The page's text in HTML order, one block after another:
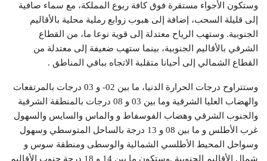
وستكون الأجواء مستقرة فوق كافة ربوع المملكة، مع سماء صافية
إلى قليلة السحب، إضافة إلى هبوب زوابع رملية محلية بالأقاليم
الجنوبية. وستهب الرياح معتدلة إلى قوية نوعا ما، من القطاع
الشرقي بالأقاليم الجنوبية، بينما ستهب ضعيفة إلى معتدلة من
القطاع الشمالي إلى أحيانا متقلبة الاتجاه بباقي المناطق .
وستتراوح درجات الحرارة الدنيا، ما بين 02- و 03 درجات بالمرتفعات
والهضاب العليا الشرقية وما بين 03 و 08 درجات بالمنطقة الشرقية
والجنوب الشرقي وهضاب الفوسفاط و والماس والسايس والسهول
غرب الأطلس و ما بين 08 و 13 درجة بالساحل المتوسطي وسهول
وسواحل المحيط الأطلسي الشمالية والوسطى ومنطقة سوس و
شمال الأقاليم الجنوبية .وستكون ما بين 14 و 18 درجة جنوب الأقاليم